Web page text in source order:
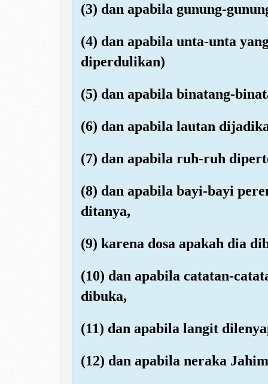
(3) dan apabila gunung-
(4) dan apabila unta-unta
diperdulikan)
(5) dan apabila binatang-
(6) dan apabila lautan
(7) dan apabila ruh-ruh
(8) dan apabila bayi-bayi
ditanya,
(9) karena dosa apakah dia
(10) dan apabila catatan-
dibuka,
(11) dan apabila langit
(12) dan apabila neraka